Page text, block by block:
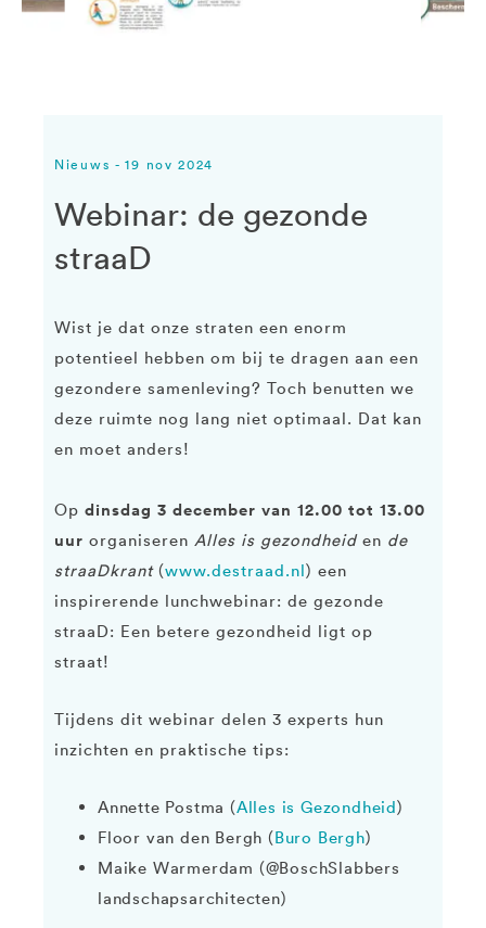
Nieuws - 19 nov 2024
Webinar: de gezonde
straaD
Wist je dat onze straten een enorm
potentieel hebben om bij te dragen aan een
gezondere samenleving? Toch benutten we
deze ruimte nog lang niet optimaal. Dat kan
en moet anders!
Op dinsdag 3 december van 12.00 tot 13.00
uur organiseren Alles is gezondheiden de
straaDkrant(www.destraad.nl) een
inspirerende lunchwebinar: de gezonde
straaD: Een betere gezondheid ligt op
straat!
Tijdens dit webinar delen 3 experts hun
inzichten en praktische tips:
Annette Postma (Alles is Gezondheid)
Floor van den Bergh (Buro Bergh)
Maike Warmerdam (@BoschSlabbers
landschapsarchitecten)